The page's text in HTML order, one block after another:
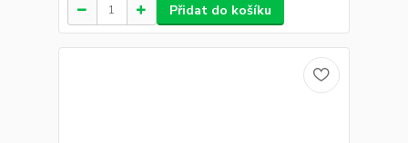
Přidat do košíku